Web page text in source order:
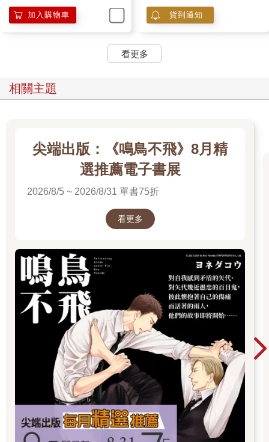
加入購物車 貨到通知
看更多
相關主題
尖端出版：《鳴鳥不飛》8月精
選推薦電子書展
2026/8/5 ~ 2026/8/31 單書75折
看更多